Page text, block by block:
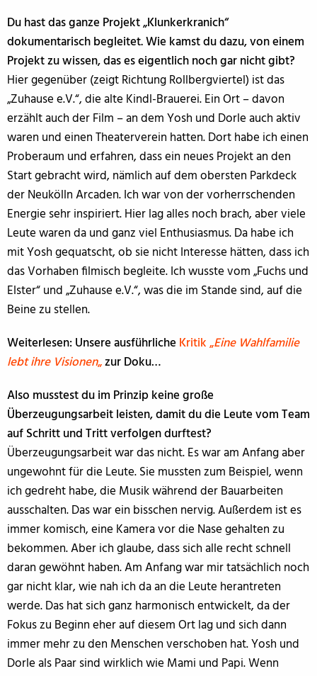
Du hast das ganze Projekt „Klunkerkranich“
dokumentarisch begleitet. Wie kamst du dazu, von einem
Projekt zu wissen, das es eigentlich noch gar nicht gibt?
Hier gegenüber (zeigt Richtung Rollbergviertel) ist das
„Zuhause e.V.“, die alte Kindl-Brauerei. Ein Ort – davon
erzählt auch der Film – an dem Yosh und Dorle auch aktiv
waren und einen Theaterverein hatten. Dort habe ich einen
Proberaum und erfahren, dass ein neues Projekt an den
Start gebracht wird, nämlich auf dem obersten Parkdeck
der Neukölln Arcaden. Ich war von der vorherrschenden
Energie sehr inspiriert. Hier lag alles noch brach, aber viele
Leute waren da und ganz viel Enthusiasmus. Da habe ich
mit Yosh gequatscht, ob sie nicht Interesse hätten, dass ich
das Vorhaben filmisch begleite. Ich wusste vom „Fuchs und
Elster“ und „Zuhause e.V.“, was die im Stande sind, auf die
Beine zu stellen.
Weiterlesen: Unsere ausführlicheKritik „Eine Wahlfamilie
lebt ihre Visionen„zur Doku…
Also musstest du im Prinzip keine große
Überzeugungsarbeit leisten, damit du die Leute vom Team
auf Schritt und Tritt verfolgen durftest?
Überzeugungsarbeit war das nicht. Es war am Anfang aber
ungewohnt für die Leute. Sie mussten zum Beispiel, wenn
ich gedreht habe, die Musik während der Bauarbeiten
ausschalten. Das war ein bisschen nervig. Außerdem ist es
immer komisch, eine Kamera vor die Nase gehalten zu
bekommen. Aber ich glaube, dass sich alle recht schnell
daran gewöhnt haben. Am Anfang war mir tatsächlich noch
gar nicht klar, wie nah ich da an die Leute herantreten
werde. Das hat sich ganz harmonisch entwickelt, da der
Fokus zu Beginn eher auf diesem Ort lag und sich dann
immer mehr zu den Menschen verschoben hat. Yosh und
Dorle als Paar sind wirklich wie Mami und Papi. Wenn